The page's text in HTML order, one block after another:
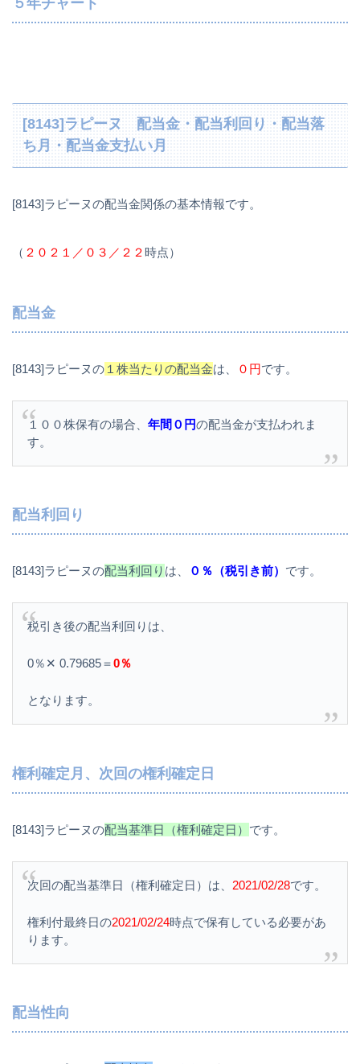
５年チャート
[8143]ラピーヌ 配当金・配当利回り・配当落
ち月・配当金支払い月
[8143]ラピーヌの配当金関係の基本情報です。
（ ２０２１／０３／２２時点）
配当金
[8143]ラピーヌの １株当たりの配当金は、 ０円です。
１００株保有の場合、 年間０円の配当金が支払われま
す。
配当利回り
[8143]ラピーヌの配当利回り は、 ０％（税引き前） です。
税引き後の配当利回りは、
0％✕ 0.79685＝0％
となります。
権利確定月、次回の権利確定日
[8143]ラピーヌの配当基準日（権利確定日） です。
次回の配当基準日（権利確定日）は、 2021/02/28です。
権利付最終日の2021/02/24時点で保有している必要があ
ります。
配当性向